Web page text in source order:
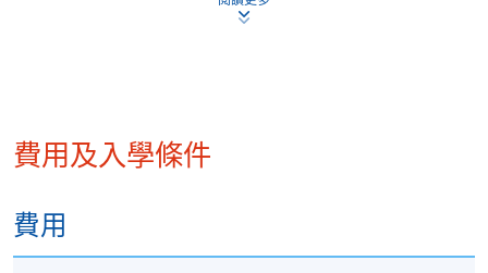
FCFF/FCFE Model, Two-stage FCFF/FCFE
股票價值評估應用及選股例子
5. 價值投資及股票投資策略
費用及入學條件
費用